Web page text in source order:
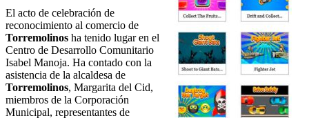
El acto de celebración de
reconocimiento al comercio de
Torremolinos ha tenido lugar en el
Centro de Desarrollo Comunitario
Isabel Manoja. Ha contado con la
asistencia de la alcaldesa de
Torremolinos, Margarita del Cid,
miembros de la Corporación
Municipal, representantes de